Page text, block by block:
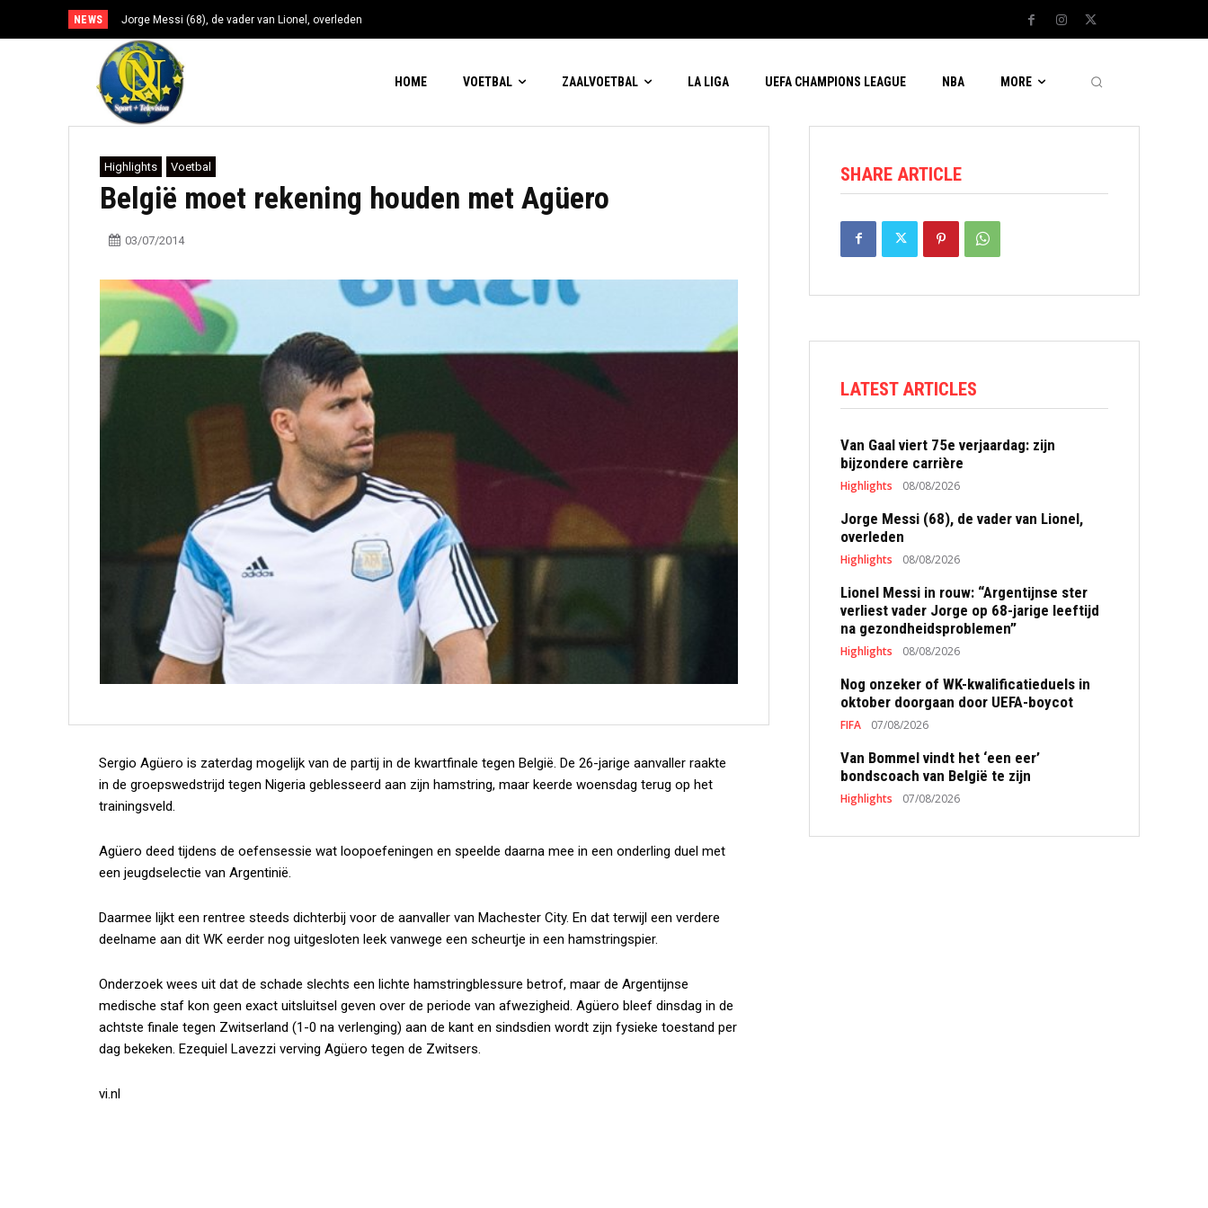
NEWS Jorge Messi (68), de vader van Lionel, overleden
HOME VOETBAL ZAALVOETBAL LA LIGA UEFA CHAMPIONS LEAGUE NBA MORE
Highlights Voetbal
België moet rekening houden met Agüero
03/07/2014
Sergio Agüero is zaterdag mogelijk van de partij in de kwartfinale tegen België. De 26-jarige aanvaller raakte
in de groepswedstrijd tegen Nigeria geblesseerd aan zijn hamstring, maar keerde woensdag terug op het
trainingsveld.
Agüero deed tijdens de oefensessie wat loopoefeningen en speelde daarna mee in een onderling duel met
een jeugdselectie van Argentinië.
Daarmee lijkt een rentree steeds dichterbij voor de aanvaller van Machester City. En dat terwijl een verdere
deelname aan dit WK eerder nog uitgesloten leek vanwege een scheurtje in een hamstringspier.
Onderzoek wees uit dat de schade slechts een lichte hamstringblessure betrof, maar de Argentijnse
medische staf kon geen exact uitsluitsel geven over de periode van afwezigheid. Agüero bleef dinsdag in de
achtste finale tegen Zwitserland (1-0 na verlenging) aan de kant en sindsdien wordt zijn fysieke toestand per
dag bekeken. Ezequiel Lavezzi verving Agüero tegen de Zwitsers.
vi.nl
SHARE ARTICLE
LATEST ARTICLES
Van Gaal viert 75e verjaardag: zijn
bijzondere carrière
Highlights 08/08/2026
Jorge Messi (68), de vader van Lionel,
overleden
Highlights 08/08/2026
Lionel Messi in rouw: “Argentijnse ster
verliest vader Jorge op 68-jarige leeftijd
na gezondheidsproblemen”
Highlights 08/08/2026
Nog onzeker of WK-kwalificatieduels in
oktober doorgaan door UEFA-boycot
FIFA 07/08/2026
Van Bommel vindt het ‘een eer’
bondscoach van België te zijn
Highlights 07/08/2026